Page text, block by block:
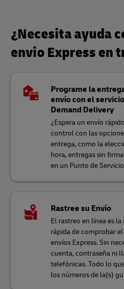
¿Necesita ayuda
envio Express en
Programe la
envío con el
Demand Delivery
¿Espera un envío
control con las
entrega, como la
hora, entregas sin
en un Punto de
Rastree su Envío
El rastreo en línea es
rápida de comprobar
envíos Express. Sin
cuenta, contraseña ni
telefónicas. Todo lo
los números de la(s)